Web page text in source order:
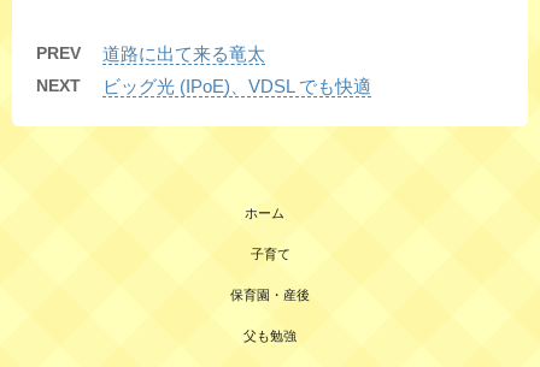
PREV 道路に出て来る竜太
NEXT ビッグ光 (IPoE)、VDSL でも快適
ホーム
子育て
保育園・産後
父も勉強